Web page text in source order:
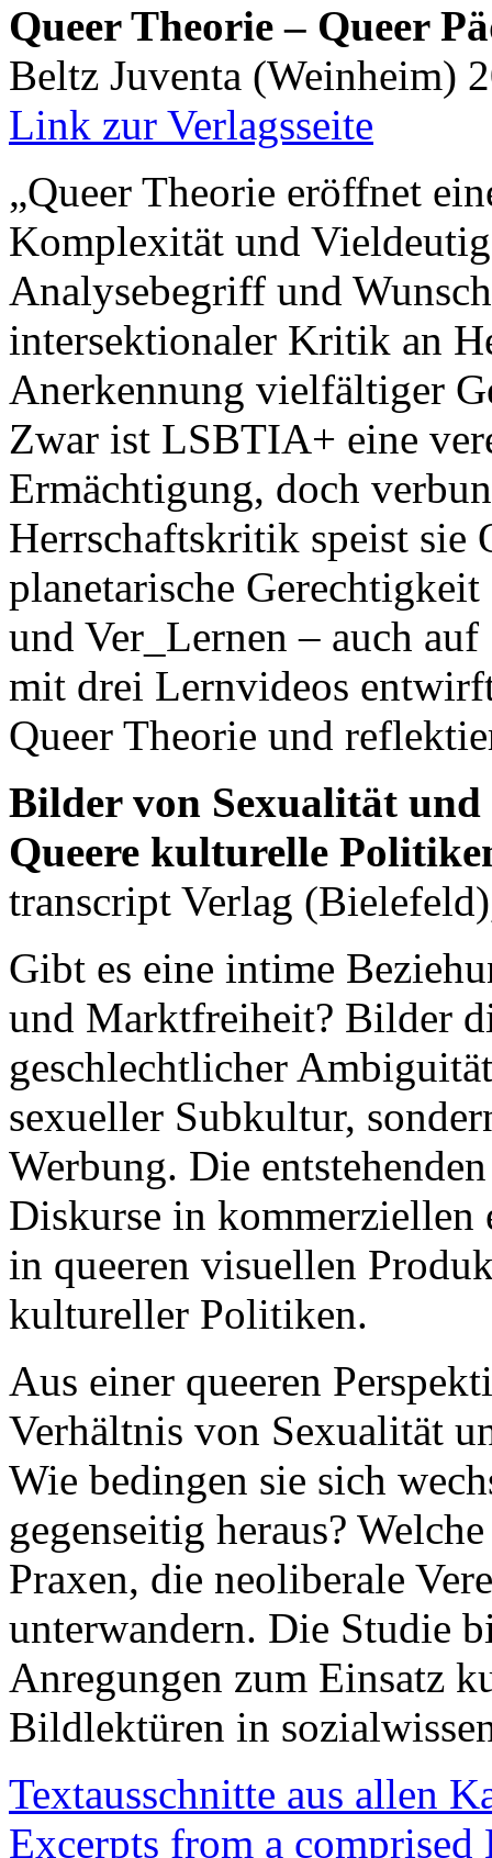
Queer Theorie – Queer
Beltz Juventa (Weinheim)
Link zur Verlagsseite
„Queer Theorie eröffnet
Komplexität und
Analysebegriff und
intersektionaler Kritik an
Anerkennung vielfältiger
Zwar ist LSBTIA+ eine
Ermächtigung, doch
Herrschaftskritik speist sie
planetarische
und Ver_Lernen – auch
mit drei Lernvideos
Queer Theorie und
Bilder von Sexualität und
Queere kulturelle
transcript Verlag
Gibt es eine intime
und Marktfreiheit? Bilder
geschlechtlicher
sexueller Subkultur,
Werbung. Die
Diskurse in kommerziellen
in queeren visuellen
kultureller Politiken.
Aus einer queeren
Verhältnis von Sexualität
Wie bedingen sie sich
gegenseitig heraus?
Praxen, die neoliberale
unterwandern. Die Studie
Anregungen zum Einsatz
Bildlektüren in
Textausschnitte aus allen
Excerpts from a